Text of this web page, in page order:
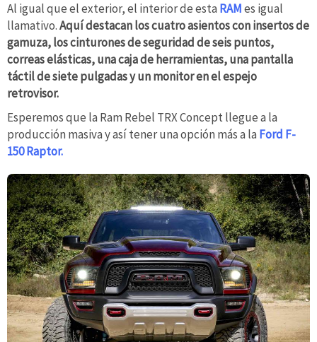
Al igual que el exterior, el interior de esta RAMes igual
llamativo.Aquí destacan los cuatro asientos con insertos de
gamuza, los cinturones de seguridad de seis puntos,
correas elásticas, una caja de herramientas, una pantalla
táctil de siete pulgadas y un monitor en el espejo
retrovisor.
Esperemos que la Ram Rebel TRX Concept llegue a la
producción masiva y así tener una opción más a la Ford F-
150 Raptor.